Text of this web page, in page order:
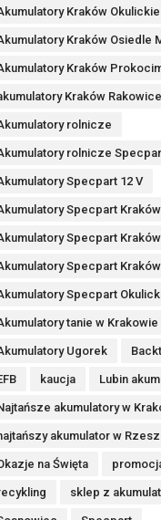
Kraków
Kraków Osiedle
Kraków
Kraków Rakowice
rolnicze
rolnicze
Specpart 12 V
Specpart Kraków
Specpart
Specpart Kraków
Specpart
tanie w Krakowie
Ugorek
kaucja Lubin
akumulatory w
akumulator w
na Święta
sklep z